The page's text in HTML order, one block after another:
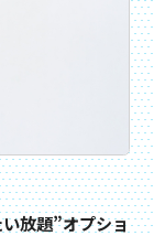
い放題”オプショ